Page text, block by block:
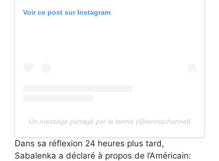
Voir ce post sur Instagram
Un message partagé par le tennis (@tennischannel)
Dans sa réflexion 24 heures plus tard,
Sabalenka a déclaré à propos de l’Américain: